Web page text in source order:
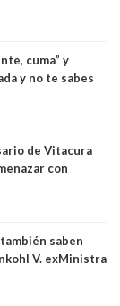
cuma” y
y no te sabes
Campillai en
de Vitacura
con
saben
V. exMinistra